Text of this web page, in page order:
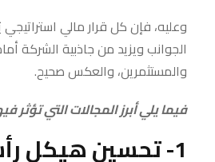
وعليه، فإن كل قرار مالي استراتيجي
الجوانب ويزيد من جاذبية الشركة
والمستثمرين، والعكس صحيح.
فيما يلي أبرز المجالات التي تؤثر
1- تحسين هيكل رأس المال